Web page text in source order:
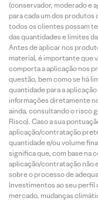
(conservador, moderado e
para cada um dos
todos os clientes possam
das quantidades e limites
Antes de aplicar nos
material, é importante que
comporta a aplicação nos
questão, bem como se há
quantidade para a
informações diretamente
ainda, consultando o risco
Risco). Caso a sua
aplicação/contratação
quantidade e/ou volume
significa que, com base na
aplicação/contratação não
sobre o processo de
Investimentos ao seu perfil
mercado, mudanças